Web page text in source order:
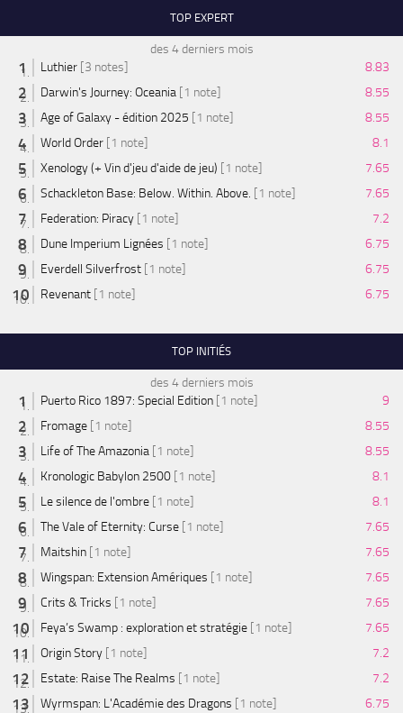
TOP EXPERT
des 4 derniers mois
Luthier [3 notes]
8.83
Darwin's Journey: Oceania [1 note]
8.55
Age of Galaxy - édition 2025 [1 note]
8.55
World Order [1 note]
8.1
Xenology (+ Vin d'jeu d'aide de jeu) [1 note]
7.65
Schackleton Base: Below. Within. Above. [1 note]
7.65
Federation: Piracy [1 note]
7.2
Dune Imperium Lignées [1 note]
6.75
Everdell Silverfrost [1 note]
6.75
Revenant [1 note] 6.75
TOP INITIÉS
des 4 derniers mois
Puerto Rico 1897: Special Edition [1 note]
9
Fromage [1 note]
8.55
Life of The Amazonia [1 note]
8.55
Kronologic Babylon 2500 [1 note]
8.1
Le silence de l'ombre [1 note]
8.1
The Vale of Eternity: Curse [1 note]
7.65
Maitshin [1 note]
7.65
Wingspan: Extension Amériques [1 note]
7.65
Crits & Tricks [1 note]
7.65
Feya’s Swamp : exploration et stratégie [1 note]
7.65
Origin Story [1 note]
7.2
Estate: Raise The Realms [1 note]
7.2
Wyrmspan: L'Académie des Dragons [1 note] 6.75